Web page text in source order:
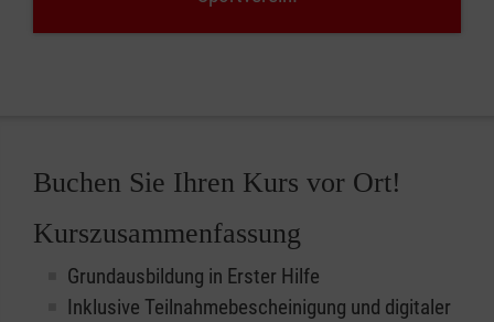
Buchen Sie Ihren Kurs vor Ort!
Kurszusammenfassung
Grundausbildung in Erster Hilfe
Inklusive Teilnahmebescheinigung und digitaler